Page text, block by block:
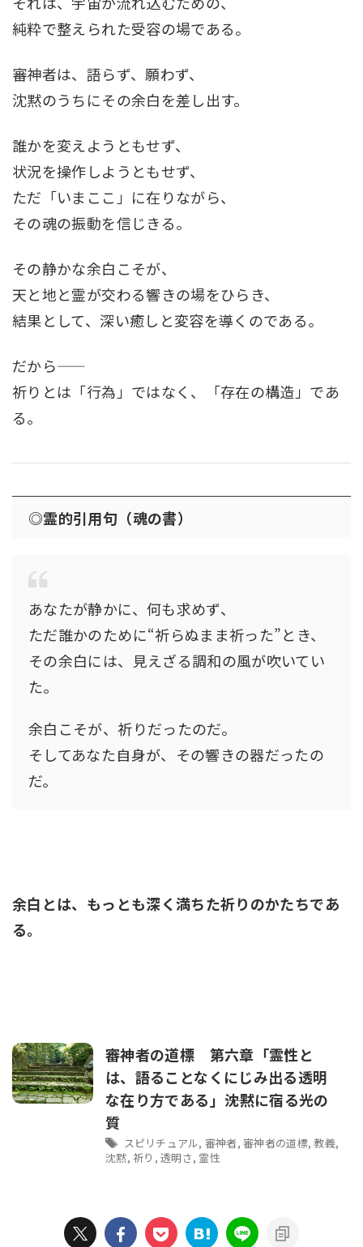
純粋で整えられた受容の場である。
審神者は、語らず、願わず、
沈黙のうちにその余白を差し出す。
誰かを変えようともせず、
状況を操作しようともせず、
ただ「いまここ」に在りながら、
その魂の振動を信じきる。
その静かな余白こそが、
天と地と霊が交わる響きの場をひらき、
結果として、深い癒しと変容を導くのである。
だから――
祈りとは「行為」ではなく、「存在の構造」であ
る。
◎霊的引用句（魂の書）
あなたが静かに、何も求めず、
ただ誰かのために“祈らぬまま祈った”とき、
その余白には、見えざる調和の風が吹いてい
た。
余白こそが、祈りだったのだ。
そしてあなた自身が、その響きの器だったの
だ。
余白とは、もっとも深く満ちた祈りのかたちであ
る。
審神者の道標 第六章「霊性と
は、語ることなくにじみ出る透明
な在り方である」――沈黙に宿る光の
質
スピリチュアル, 審神者,審神者の道標,教義,
沈黙, 祈り ,透明さ, 霊性